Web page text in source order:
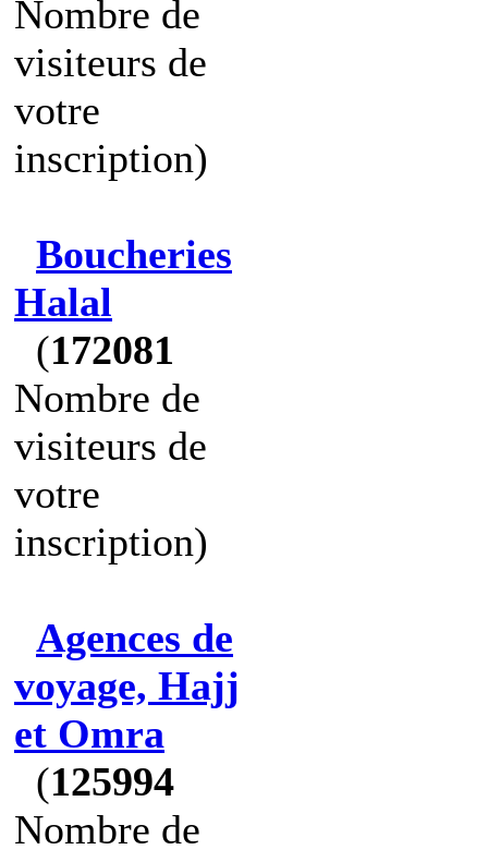
Nombre de
visiteurs de
votre
inscription)
Boucheries
Halal
(172081
Nombre de
visiteurs de
votre
inscription)
Agences de
voyage, Hajj
et Omra
(125994
Nombre de